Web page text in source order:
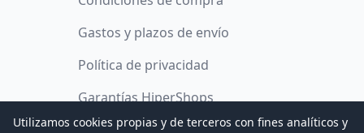
Gastos y plazos de envío
Política de privacidad
Garantías HiperShops
Utilizamos cookies propias y de terceros con fines analíticos y